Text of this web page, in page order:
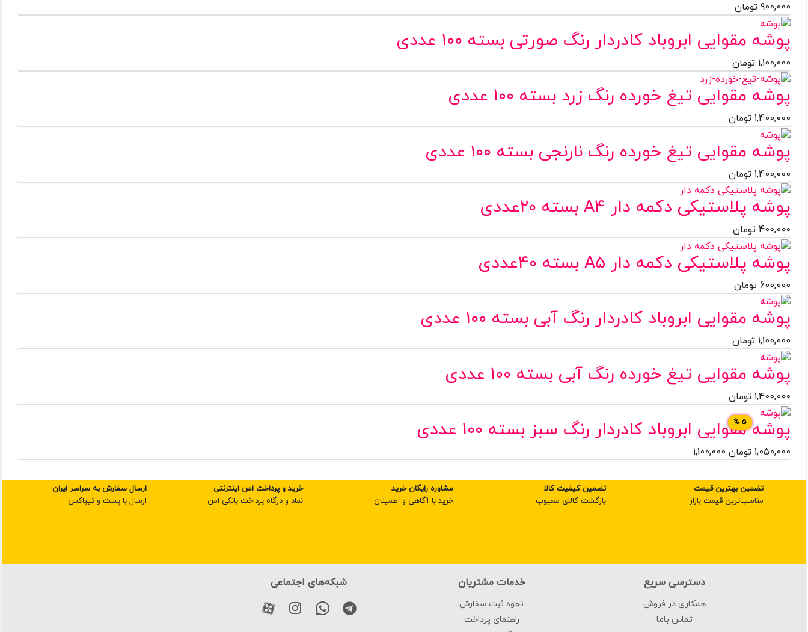
900,000 تومان
پوشه مقوایی ابروباد کادردار رنگ صورتی بسته ۱۰۰ عددی
1,100,000 تومان
پوشه مقوایی تیغ خورده رنگ زرد بسته ۱۰۰ عددی
1,400,000 تومان
پوشه مقوایی تیغ خورده رنگ نارنجی بسته ۱۰۰ عددی
1,400,000 تومان
پوشه پلاستیکی دکمه دار A4 بسته ۲۰عددی
400,000 تومان
پوشه پلاستیکی دکمه دار A5 بسته ۴۰عددی
600,000 تومان
پوشه مقوایی ابروباد کادردار رنگ آبی بسته ۱۰۰ عددی
1,100,000 تومان
پوشه مقوایی تیغ خورده رنگ آبی بسته ۱۰۰ عددی
1,400,000 تومان
پوشه مقوایی ابروباد کادردار رنگ سبز بسته ۱۰۰ عددی
5 %
1,050,000 تومان 1,100,000
تضمین بهترین قیمت
مناسب‌ترین قیمت بازار
تضمین کیفیت کالا
بازگشت کالای معیوب
مشاوره رایگان خرید
خرید با آگاهی و اطمینان
خرید و پرداخت امن اینترنتی
نماد و درگاه پرداخت بانکی امن
ارسال سفارش به سراسر ایران
ارسال با پست و تیپاکس
دسترسی سریع
همکاری در فروش
تماس باما
خدمات مشتریان
نحوه ثبت سفارش
راهنمای پرداخت
شبکه‌های اجتماعی